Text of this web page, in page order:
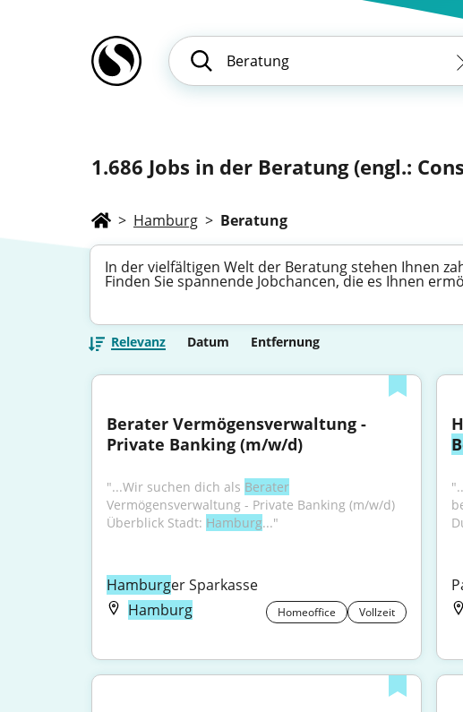
1.686 Jobs in der Beratung (engl.:
> Hamburg > Beratung
In der vielfältigen Welt der Beratung stehen Ihnen
Finden Sie spannende Jobchancen, die es Ihnen
Relevanz Datum Entfernung
Berater Vermögensverwaltung -
Private Banking (m/w/d)
"...Wir suchen dich als Berater
Vermögensverwaltung - Private Banking (m/w/d)
Überblick Stadt: Hamburg..."
Hamburger Sparkasse
Hamburg
Homeoffice Vollzeit